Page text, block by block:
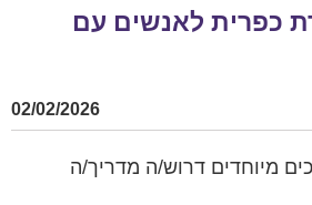
כפרית לאנשים עם
02/02/2026
מיוחדים דרוש/ה מדריך/ה